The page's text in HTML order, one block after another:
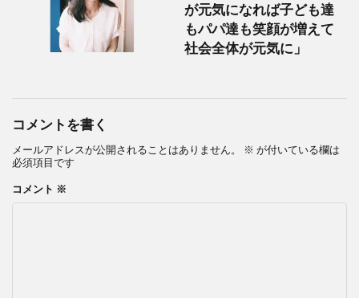
が元気になれば子ども達
もパパ達も笑顔が増えて
社会全体が元気に」
コメントを書く
メールアドレスが公開されることはありません。 ※ が付いている欄は
必須項目です
コメント ※